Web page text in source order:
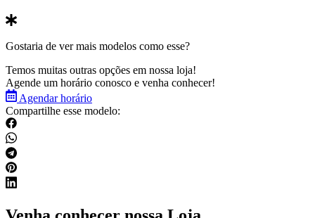
Gostaria de ver mais modelos como esse?
Temos muitas outras opções em nossa loja!
Agende um horário conosco e venha conhecer!
Agendar horário
Compartilhe esse modelo: